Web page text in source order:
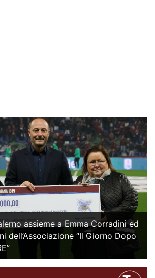
assieme a Emma Corradini ed
dell’Associazione “Il Giorno Dopo